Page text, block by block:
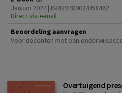
Januari 2024 | ISBN 9789024458462
Direct via e-mail
Beoordeling aanvragen
Voor docenten met een
Overtuigend